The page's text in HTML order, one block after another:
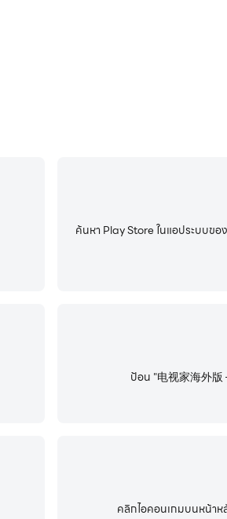
ตอนล่าสุด และรายการที่น่าตื่นเต้นอื่นๆ
ค้นหา Play Store ในแอประบบขอ
ป้อน "电视家海外版
คลิกไอคอนเกมบนหน้าห